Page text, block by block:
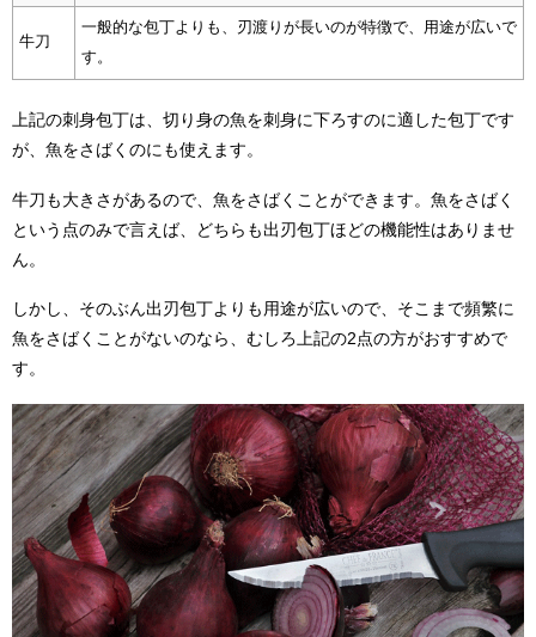
牛刀
一般的な包丁よりも、刃渡りが長いのが特徴で、用途が広いで
す。
上記の刺身包丁は、切り身の魚を刺身に下ろすのに適した包丁です
が、魚をさばくのにも使えます。
牛刀も大きさがあるので、魚をさばくことができます。魚をさばく
という点のみで言えば、どちらも出刃包丁ほどの機能性はありませ
ん。
しかし、そのぶん出刃包丁よりも用途が広いので、そこまで頻繁に
魚をさばくことがないのなら、むしろ上記の2点の方がおすすめで
す。